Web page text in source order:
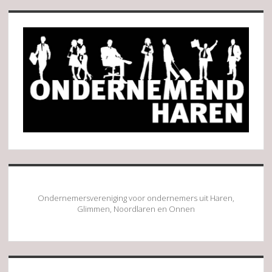
–
Netwerkavond
Sidebar
Ondernemersvereniging voor ondernemers uit Haren,
Glimmen, Noordlaren en Onnen